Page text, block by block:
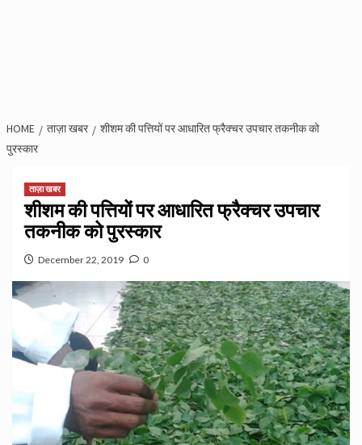
HOME ताज़ा खबर
शीशम की पत्तियों पर आधारित फ्रैक्चर उपचार तकनीक को
पुरस्कार
ताज़ा खबर
शीशम की पत्तियों पर आधारित फ्रैक्चर उपचार
तकनीक को पुरस्कार
December 22, 2019 0